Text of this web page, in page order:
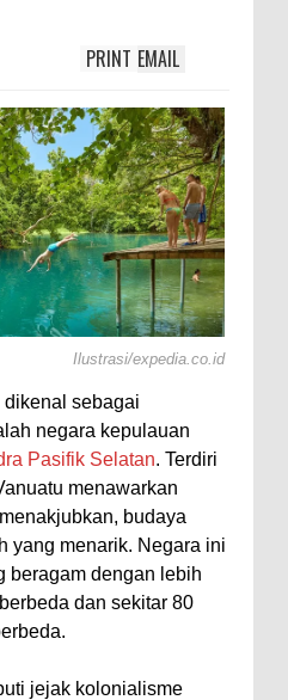
EMAIL
PRINT
Ilustrasi/expedia.co.id
dikenal sebagai
negara kepulauan
Pasifik Selatan. Terdiri
menawarkan
budaya
yang menarik. Negara ini
beragam dengan lebih
dan sekitar 80
jejak kolonialisme